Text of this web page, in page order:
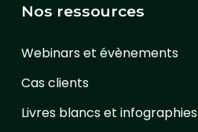
Nos ressources
Webinars et évènements
Cas clients
Livres blancs et infographies